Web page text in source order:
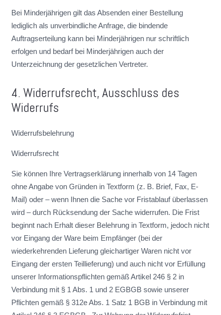
Bei Minderjährigen gilt das Absenden einer Bestellung
lediglich als unverbindliche Anfrage, die bindende
Auftragserteilung kann bei Minderjährigen nur schriftlich
erfolgen und bedarf bei Minderjährigen auch der
Unterzeichnung der gesetzlichen Vertreter.
4. Widerrufsrecht, Ausschluss des
Widerrufs
Widerrufsbelehrung
Widerrufsrecht
Sie können Ihre Vertragserklärung innerhalb von 14 Tagen
ohne Angabe von Gründen in Textform (z. B. Brief, Fax, E-
Mail) oder – wenn Ihnen die Sache vor Fristablauf überlassen
wird – durch Rücksendung der Sache widerrufen. Die Frist
beginnt nach Erhalt dieser Belehrung in Textform, jedoch nicht
vor Eingang der Ware beim Empfänger (bei der
wiederkehrenden Lieferung gleichartiger Waren nicht vor
Eingang der ersten Teillieferung) und auch nicht vor Erfüllung
unserer Informationspflichten gemäß Artikel 246 § 2 in
Verbindung mit § 1 Abs. 1 und 2 EGBGB sowie unserer
Pflichten gemäß § 312e Abs. 1 Satz 1 BGB in Verbindung mit